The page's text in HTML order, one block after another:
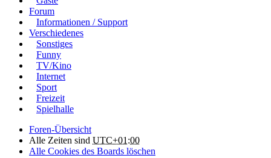
Forum
Informationen / Support
Verschiedenes
Sonstiges
Funny
TV/Kino
Internet
Sport
Freizeit
Spielhalle
Foren-Übersicht
Alle Zeiten sind UTC+01:00
Alle Cookies des Boards löschen